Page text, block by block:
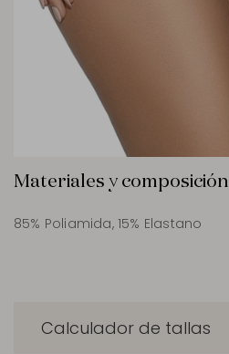
Materiales y composición
85% Poliamida, 15% Elastano
Calculador de tallas